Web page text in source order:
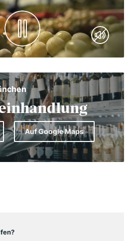
Auf Google Maps